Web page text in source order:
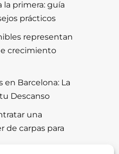
la primera: guía
prácticos
representan
crecimiento
en Barcelona: La
Descanso
una
de carpas para